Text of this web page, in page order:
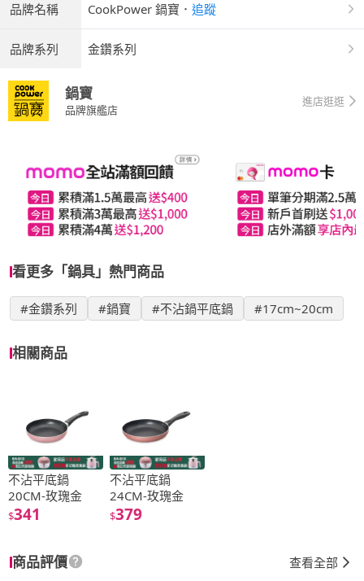
品牌名稱 CookPower 鍋寶 ． 追蹤
品牌系列 金鑽系列
鍋寶
品牌旗艦店
進店逛逛
看更多「鍋具」熱門商品
#金鑽系列 #鍋寶 #不沾鍋平底鍋 #17cm~20cm
相關商品
不沾平底鍋
20CM-玫瑰金
$341
不沾平底鍋
24CM-玫瑰金
$379
商品評價 查看全部